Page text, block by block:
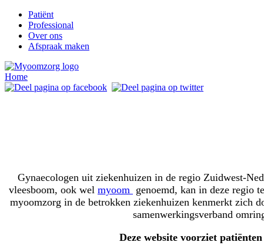
Patiënt
Professional
Over ons
Afspraak maken
Home
Gynaecologen uit ziekenhuizen in de regio Zuidwest-
vleesboom, ook wel myoom genoemd, kan in deze regio
myoomzorg in de betrokken ziekenhuizen kenmerkt zich
samenwerkingsverband
Deze website voorziet